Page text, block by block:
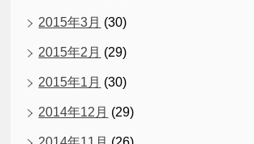
2015年3月 (30)
2015年2月 (29)
2015年1月 (30)
2014年12月 (29)